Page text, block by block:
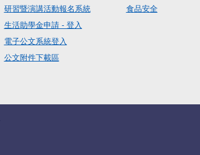
研習暨演講活動報名系統
生活助學金申請 - 登入
電子公文系統登入
公文附件下載區
食品安全